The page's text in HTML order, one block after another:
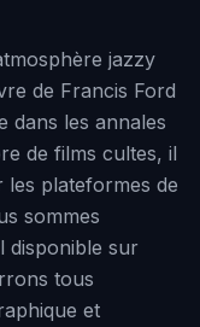
jazzy
de Francis Ford
dans les annales
de films cultes, il
plateformes de
sommes
disponible sur
tous
et